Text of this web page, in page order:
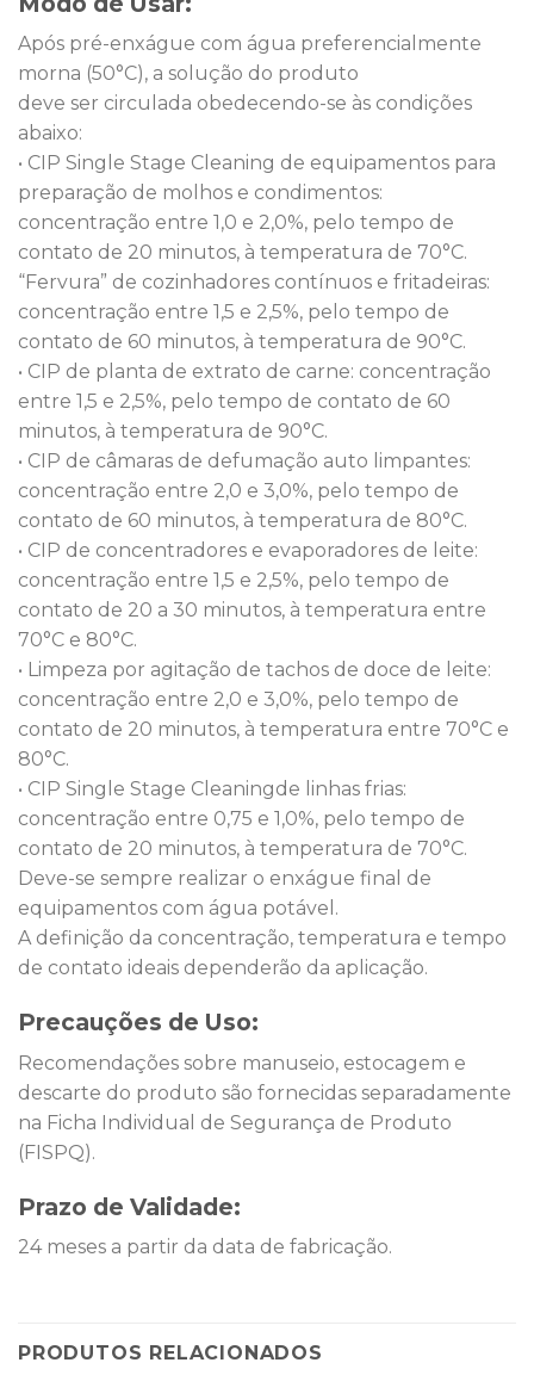
Após pré-enxágue com água preferencialmente
morna (50°C), a solução do produto
deve ser circulada obedecendo-se às condições
abaixo:
• CIP Single Stage Cleaning de equipamentos para
preparação de molhos e condimentos:
concentração entre 1,0 e 2,0%, pelo tempo de
contato de 20 minutos, à temperatura de 70°C.
“Fervura” de cozinhadores contínuos e fritadeiras:
concentração entre 1,5 e 2,5%, pelo tempo de
contato de 60 minutos, à temperatura de 90°C.
• CIP de planta de extrato de carne: concentração
entre 1,5 e 2,5%, pelo tempo de contato de 60
minutos, à temperatura de 90°C.
• CIP de câmaras de defumação auto limpantes:
concentração entre 2,0 e 3,0%, pelo tempo de
contato de 60 minutos, à temperatura de 80°C.
• CIP de concentradores e evaporadores de leite:
concentração entre 1,5 e 2,5%, pelo tempo de
contato de 20 a 30 minutos, à temperatura entre
70°C e 80°C.
• Limpeza por agitação de tachos de doce de leite:
concentração entre 2,0 e 3,0%, pelo tempo de
contato de 20 minutos, à temperatura entre 70°C e
80°C.
• CIP Single Stage Cleaningde linhas frias:
concentração entre 0,75 e 1,0%, pelo tempo de
contato de 20 minutos, à temperatura de 70°C.
Deve-se sempre realizar o enxágue final de
equipamentos com água potável.
A definição da concentração, temperatura e tempo
de contato ideais dependerão da aplicação.
Precauções de Uso:
Recomendações sobre manuseio, estocagem e
descarte do produto são fornecidas separadamente
na Ficha Individual de Segurança de Produto
(FISPQ).
Prazo de Validade:
24 meses a partir da data de fabricação.
PRODUTOS RELACIONADOS